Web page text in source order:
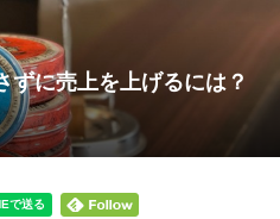
ずに売上を上げるには？